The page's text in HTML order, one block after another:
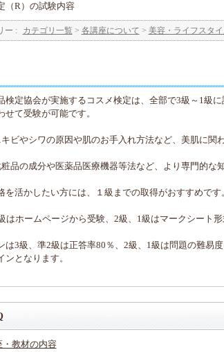
（R）の試験内容
ー : カテゴリ一覧 > 各講座について > 美容・ライフスタ
検定協会が実施するコスメ検定は、全部で3級～1級
せて受験が可能です。
ビやシワの原因や肌のお手入れ方法など、美肌に関
品の成分や医薬品医療機器等法など、より専門的な
を活かしたい方には、１級までの取得がおすすめです
はホームページから受験、2級、1級はマークシート形
は3級、準2級は正答率80％、2級、1級は問題の難易
ンとなります。
教材の内容